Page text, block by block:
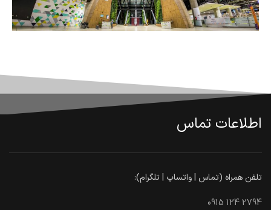
اطلاعات تماس
تلفن همراه (تماس | واتساپ | تلگرام):
0915 124 2794